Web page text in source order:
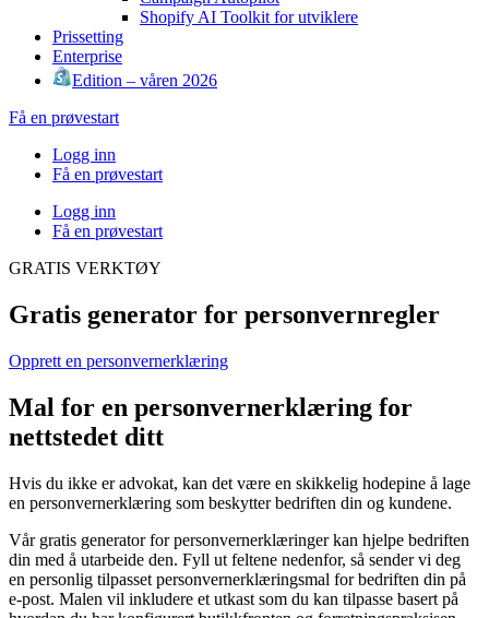
Shopify AI Toolkit for utviklere
Prissetting
Enterprise
Edition – våren 2026
Få en prøvestart
Logg inn
Få en prøvestart
Logg inn
Få en prøvestart
GRATIS VERKTØY
Gratis generator for personvernregler
Opprett en personvernerklæring
Mal for en personvernerklæring for
nettstedet ditt
Hvis du ikke er advokat, kan det være en skikkelig hodepine å lage
en personvernerklæring som beskytter bedriften din og kundene.
Vår gratis generator for personvernerklæringer kan hjelpe bedriften
din med å utarbeide den. Fyll ut feltene nedenfor, så sender vi deg
en personlig tilpasset personvernerklæringsmal for bedriften din på
e-post. Malen vil inkludere et utkast som du kan tilpasse basert på